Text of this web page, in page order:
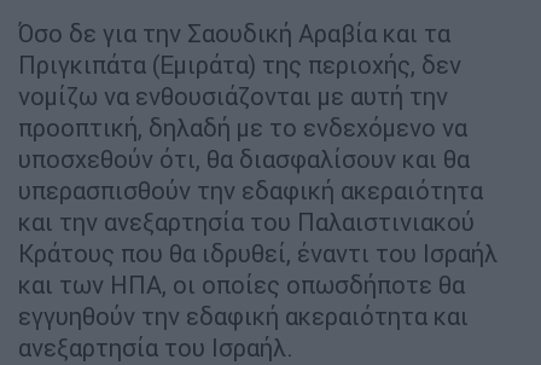
Όσο δε για την Σαουδική Αραβία και τα
Πριγκιπάτα (Εμιράτα) της περιοχής, δεν
νομίζω να ενθουσιάζονται με αυτή την
προοπτική, δηλαδή με το ενδεχόμενο να
υποσχεθούν ότι, θα διασφαλίσουν και θα
υπερασπισθούν την εδαφική ακεραιότητα
και την ανεξαρτησία του Παλαιστινιακού
Κράτους που θα ιδρυθεί, έναντι του Ισραήλ
και των ΗΠΑ, οι οποίες οπωσδήποτε θα
εγγυηθούν την εδαφική ακεραιότητα και
ανεξαρτησία του Ισραήλ.